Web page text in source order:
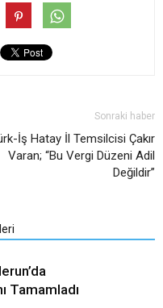
Sonraki haber
İş Hatay İl Temsilcisi Çakır
Varan; “Bu Vergi Düzeni Adil
Değildir”
Tamamladı